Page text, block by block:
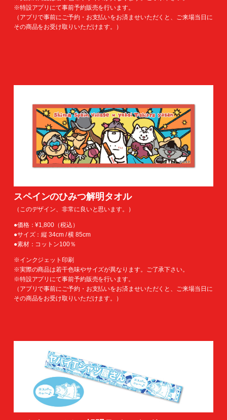
※特設アプリにて事前予約販売を行います。
（アプリで事前にご予約・お支払いをお済ませいただくと、ご来場当日に
その商品をお受け取りいただけます。）
スペインのひみつ解明タオル
（このデザイン、非常に良いと思います。）
●価格：¥1,800（税込）
●サイズ：縦 34cm / 横 85cm
●素材：コットン100％
※インクジェット印刷
※実際の商品は若干色味やサイズが異なります。ご了承下さい。
※特設アプリにて事前予約販売を行います。
（アプリで事前にご予約・お支払いをお済ませいただくと、ご来場当日に
その商品をお受け取りいただけます。）